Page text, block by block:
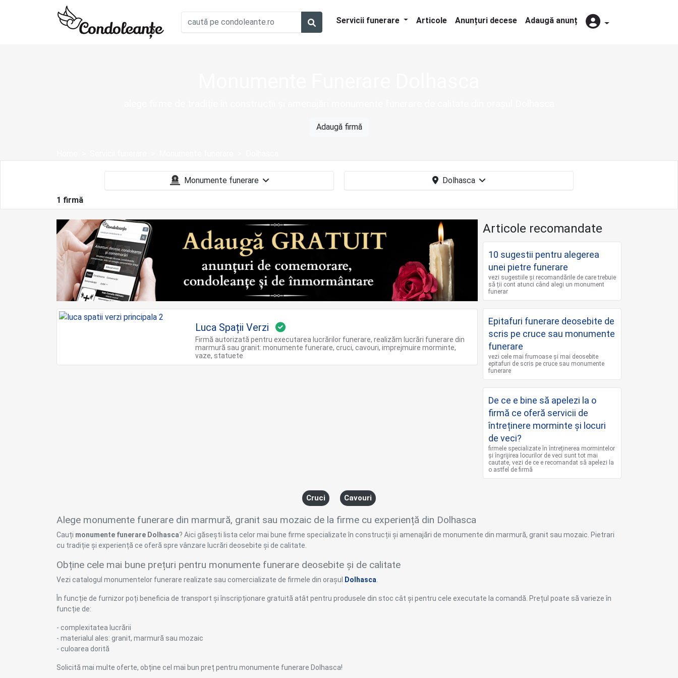
Servicii funerare Articole Anunțuri decese Adaugă anunț
Adaugă firmă
1 firmă
Luca Spații Verzi
Firmă autorizată pentru executarea lucrărilor funerare, realizăm lucrări funerare din
marmură sau granit: monumente funerare, cruci, cavouri, imprejmuire morminte,
vaze, statuete
Articole recomandate
10 sugestii pentru alegerea
unei pietre funerare
vezi sugestiile și recomandările de care trebuie
să ții cont atunci când alegi un monument
funerar
Epitafuri funerare deosebite de
scris pe cruce sau monumente
funerare
vezi cele mai frumoase și mai deosebite
epitafuri de scris pe cruce sau monumente
funerare
De ce e bine să apelezi la o
firmă ce oferă servicii de
întreținere morminte și locuri
de veci?
firmele specializate în întreținerea mormintelor
și îngrijirea locurilor de veci sunt tot mai
cautate, vezi de ce e recomandat să apelezi la
o astfel de firmă
Cruci Cavouri
Alege monumente funerare din marmură, granit sau mozaic de la firme cu experiență din Dolhasca
Cauți monumente funerare Dolhasca? Aici găsești lista celor mai bune firme specializate în construcții și amenajări de monumente din marmură, granit sau mozaic. Pietrari
cu tradiție și experiență ce oferă spre vânzare lucrări deosebite și de calitate.
Obține cele mai bune prețuri pentru monumente funerare deosebite și de calitate
Vezi catalogul monumentelor funerare realizate sau comercializate de firmele din orașul Dolhasca
În funcție de furnizor poți beneficia de transport și înscripționare gratuită atât pentru produsele din stoc cât și pentru cele executate la comandă. Prețul poate să varieze în
funcție de:
- complexitatea lucrării
- materialul ales: granit, marmură sau mozaic
- culoarea dorită
Solicită mai multe oferte, obține cel mai bun preț pentru monumente funerare Dolhasca!